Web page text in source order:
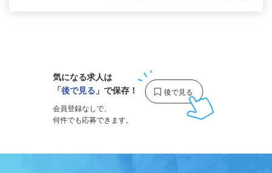
気になる求人は
「後で見る 」で保存！
会員登録なしで、
何件でも応募できます。